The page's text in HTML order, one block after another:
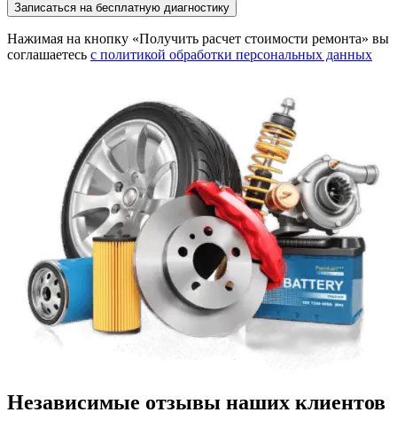
Записаться на бесплатную диагностику
Нажимая на кнопку «Получить расчет стоимости ремонта» вы
соглашаетесь с политикой обработки персональных данных
Независимые отзывы наших клиентов